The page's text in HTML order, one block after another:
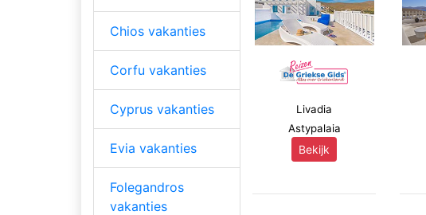
Chios vakanties
Corfu vakanties
Cyprus vakanties
Evia vakanties
Folegandros
vakanties
Livadia
Astypalaia
Bekijk